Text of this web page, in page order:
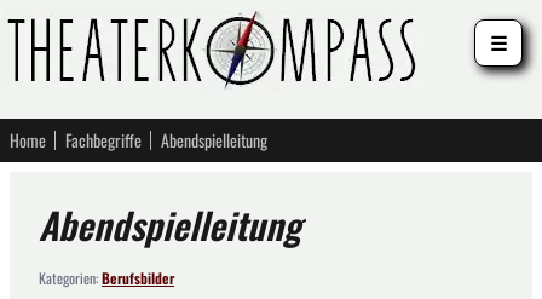
Home Fachbegriffe Abendspielleitung
Abendspielleitung
Kategorien:Berufsbilder
☰